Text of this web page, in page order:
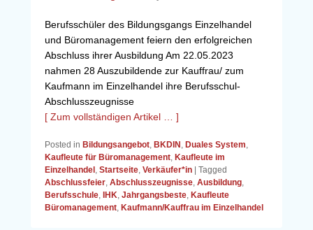
Berufsschüler des Bildungsgangs Einzelhandel
und Büromanagement feiern den erfolgreichen
Abschluss ihrer Ausbildung Am 22.05.2023
nahmen 28 Auszubildende zur Kauffrau/ zum
Kaufmann im Einzelhandel ihre Berufsschul-
Abschlusszeugnisse
[ Zum vollständigen Artikel … ]
Posted in Bildungsangebot, BKDIN , Duales System,
Kaufleute für Büromanagement, Kaufleute im
Einzelhandel , Startseite, Verkäufer*in
Tagged
Abschlussfeier, Abschlusszeugnisse, Ausbildung,
Berufsschule, IHK, Jahrgangsbeste, Kaufleute
Büromanagement, Kaufmann/Kauffrau im Einzelhandel